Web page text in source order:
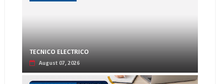
TECNICO ELECTRICO
August 07, 2026